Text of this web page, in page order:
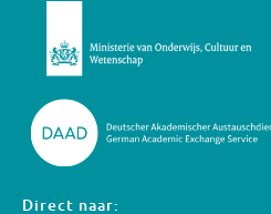
Direct naar: